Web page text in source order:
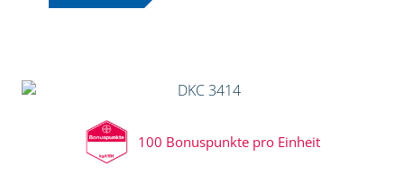
100 Bonuspunkte pro Einheit